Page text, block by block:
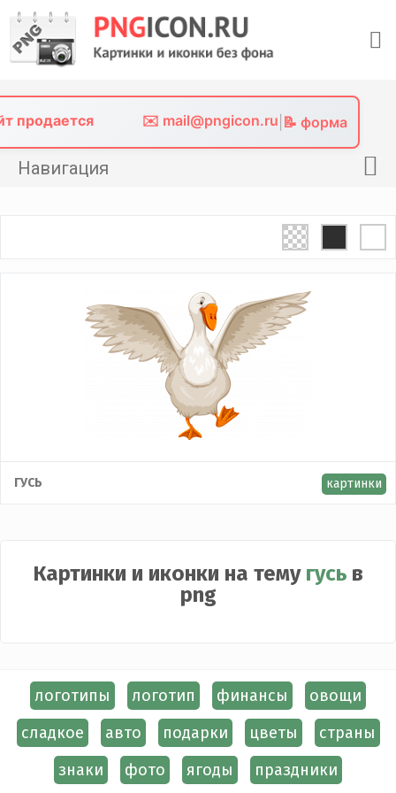
content
продается ✉️ mail@pngicon.ru 📝 форма
Навигация
Фото без фона
ГУСЬ картинки
Картинки и иконки на тему гусь в
png
логотипы логотип финансы
овощи
сладкое
авто подарки цветы
страны
знаки
фото ягоды праздники